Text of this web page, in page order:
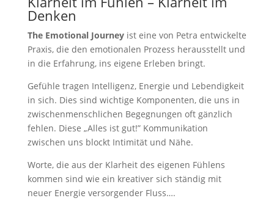
Denken
The Emotional Journeyist eine von Petra entwickelte
Praxis, die den emotionalen Prozess herausstellt und
in die Erfahrung, ins eigene Erleben bringt.
Gefühle tragen Intelligenz, Energie und Lebendigkeit
in sich. Dies sind wichtige Komponenten, die uns in
zwischenmenschlichen Begegnungen oft gänzlich
fehlen. Diese „Alles ist gut!” Kommunikation
zwischen uns blockt Intimität und Nähe.
Worte, die aus der Klarheit des eigenen Fühlens
kommen sind wie ein kreativer sich ständig mit
neuer Energie versorgender Fluss….